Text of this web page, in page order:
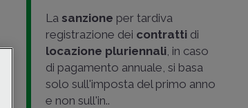
La sanzione per tardiva
registrazione dei contratti di
locazione pluriennali, in caso
di pagamento annuale, si basa
solo sull'imposta del primo anno
e non sull'in..